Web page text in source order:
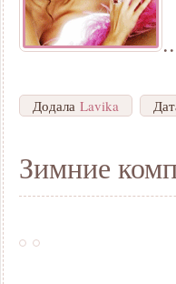
Додала Lavika
Зимние